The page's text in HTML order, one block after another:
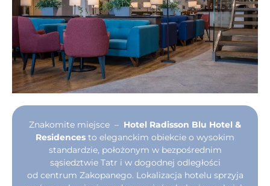
Znakomite miejsce – Hotel Radisson Blu Hotel &
Residences to eleganckim obiekcie o wysokim
standardzie, położonym w bezpośrednim
sąsiedztwie Tatr i w dogodnej odległości
od centrum Zakopanego. Lokalizacja hotelu sprzyja